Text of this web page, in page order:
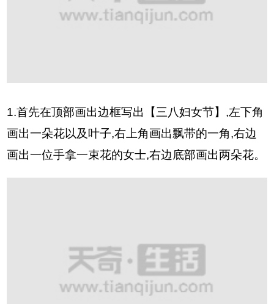
1.首先在顶部画出边框写出【三八妇女节】,左下角
画出一朵花以及叶子,右上角画出飘带的一角,右边
画出一位手拿一束花的女士,右边底部画出两朵花。